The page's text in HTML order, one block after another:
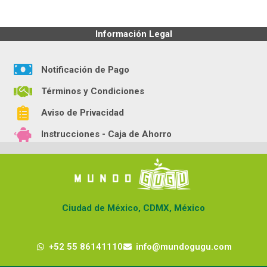
Información Legal
Notificación de Pago
Términos y Condiciones
Aviso de Privacidad
Instrucciones - Caja de Ahorro
Ciudad de México, CDMX, México
+52 55 86141110 info@mundogugu.com